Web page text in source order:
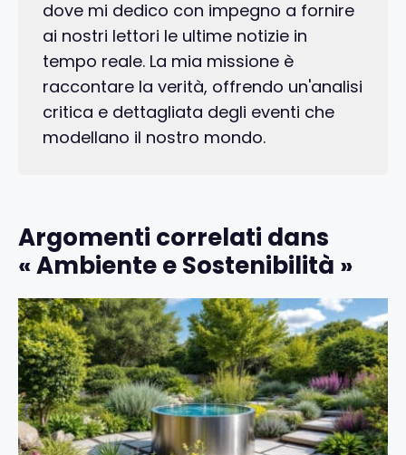
dove mi dedico con impegno a fornire
ai nostri lettori le ultime notizie in
tempo reale. La mia missione è
raccontare la verità, offrendo un'analisi
critica e dettagliata degli eventi che
modellano il nostro mondo.
Argomenti correlati dans
« Ambiente e Sostenibilità »